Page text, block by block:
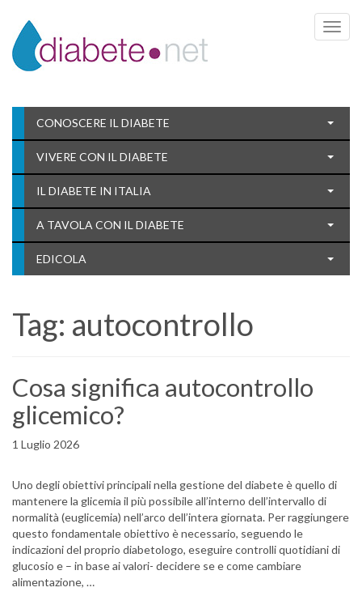
Toggle
CONOSCERE IL DIABETE
VIVERE CON IL DIABETE
IL DIABETE IN ITALIA
A TAVOLA CON IL DIABETE
EDICOLA
Tag: autocontrollo
Cosa significa autocontrollo
glicemico?
1 Luglio 2026
Uno degli obiettivi principali nella gestione del diabete è quello di
mantenere la glicemia il più possibile all’interno dell’intervallo di
normalità (euglicemia) nell’arco dell’intera giornata. Per raggiungere
questo fondamentale obiettivo è necessario, seguendo le
indicazioni del proprio diabetologo, eseguire controlli quotidiani di
glucosio e – in base ai valori- decidere se e come cambiare
alimentazione, …